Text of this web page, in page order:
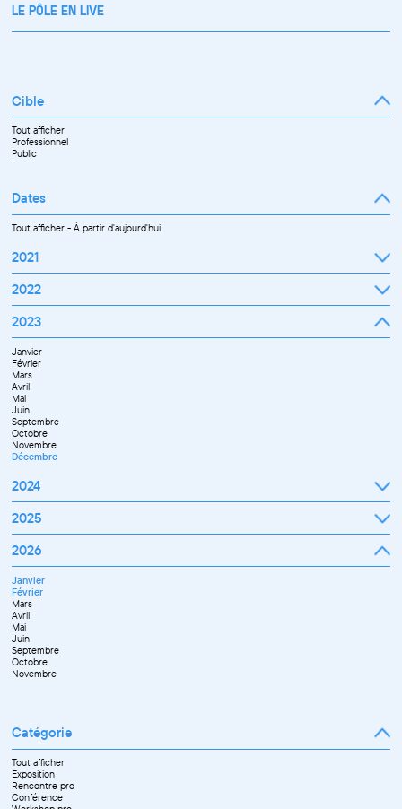
LE PÔLE EN LIVE
Cible
Tout afficher
Professionnel
Public
Dates
Tout afficher-À partir d'aujourd'hui
2021
Septembre
Octobre
Novembre
Décembre
2022
Janvier
Février
Mars
Avril
Mai
Juin
Juillet
Septembre
Octobre
Novembre
Décembre
2023
Janvier
Février
Mars
Avril
Mai
Juin
Septembre
Octobre
Novembre
Décembre
2024
Janvier
Février
Mars
Avril
Juillet
Septembre
Novembre
Décembre
2025
Janvier
Février
Mars
Avril
Mai
Juin
Juillet
Septembre
Octobre
Novembre
Décembre
2026
Janvier
Février
Mars
Avril
Mai
Juin
Septembre
Octobre
Novembre
Catégorie
Tout afficher
Exposition
Rencontre pro
Conférence